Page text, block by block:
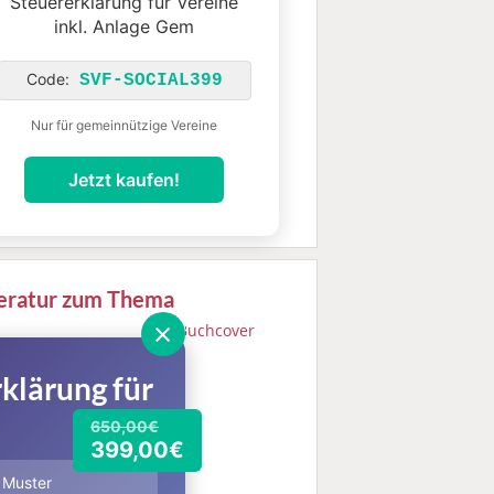
×
650,00€
399,00€
für
inkl. Anlage Gem
Code: SVF-SOCIAL399
Nur für gemeinnützige Vereine
Jetzt kaufen!
zum Thema
Lienig, Timo
für
Haufe-Lexware
& Co. KG
2022. 11.
277 Seiten.